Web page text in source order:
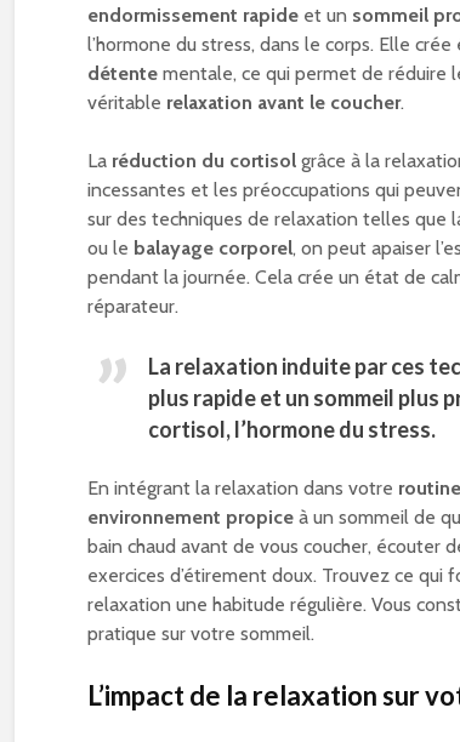
endormissement rapide et un sommeil
l’hormone du stress, dans le corps. Elle
détente mentale, ce qui permet de réduire
véritable relaxation avant le coucher.
La réduction du cortisol grâce à la
incessantes et les préoccupations qui
sur des techniques de relaxation telles que
ou le balayage corporel, on peut apaiser
pendant la journée. Cela crée un état de
réparateur.
La relaxation induite par ces
plus rapide et un sommeil plus
cortisol, l’hormone du stress.
En intégrant la relaxation dans votre
environnement propice à un sommeil de
bain chaud avant de vous coucher, écouter
exercices d’étirement doux. Trouvez ce
relaxation une habitude régulière. Vous
pratique sur votre sommeil.
L’impact de la relaxation sur